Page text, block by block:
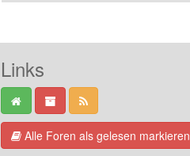
Links
Alle Foren als gelesen markieren